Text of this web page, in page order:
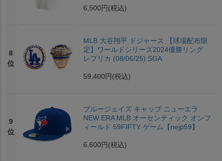
6,500円 (税込)
8
位
MLB 大谷翔平 ドジャース 【球場配布限
定】ワールドシリーズ2024優勝リング
レプリカ (08/06/25) SGA
59,400円 (税込)
9
位
ブルージェイズ キャップ ニューエラ
NEW ERA MLB オーセンティック オンフ
ィールド 59FIFTY ゲーム【nejp59】
6,600円 (税込)